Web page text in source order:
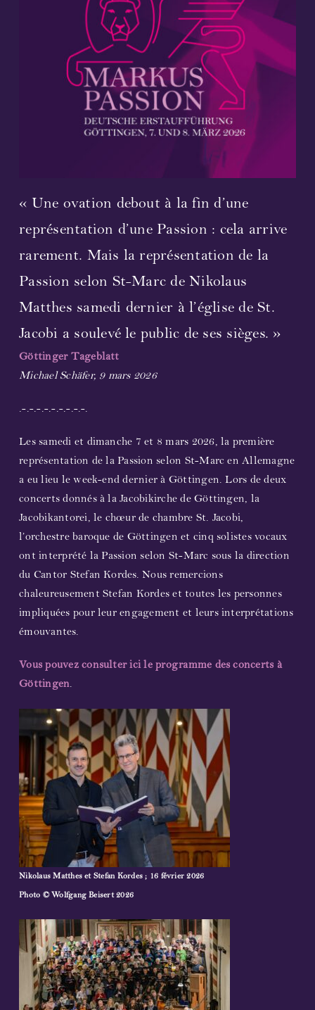
Compositeur et librettiste
Concerts 2023
Soutenez-nous !
Bulletin d’information
« Une ovation debout à la fin d’une
représentation d’une Passion : cela arrive
rarement. Mais la représentation de la
Passion selon St-Marc de Nikolaus
Matthes samedi dernier à l’église de St.
Jacobi a soulevé le public de ses sièges. »
Göttinger Tageblatt
Michael Schäfer, 9 mars 2026
.-.-.-.-.-.-.-.-.-.
Les samedi et dimanche 7 et 8 mars 2026, la première
représentation de la Passion selon St-Marc en Allemagne
a eu lieu le week-end dernier à Göttingen. Lors de deux
concerts donnés à la Jacobikirche de Göttingen, la
Jacobikantorei, le chœur de chambre St. Jacobi,
l’orchestre baroque de Göttingen et cinq solistes vocaux
ont interprété la Passion selon St-Marc sous la direction
du Cantor Stefan Kordes. Nous remercions
chaleureusement Stefan Kordes et toutes les personnes
impliquées pour leur engagement et leurs interprétations
émouvantes.
Vous pouvez consulter ici le programme des concerts à
Göttingen.
Nikolaus Matthes et Stefan Kordes ; 16 février 2026
Photo © Wolfgang Beisert 2026